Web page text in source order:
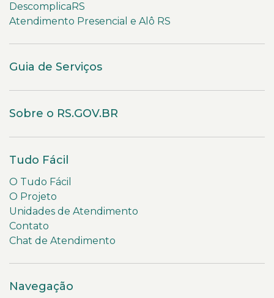
DescomplicaRS
Atendimento Presencial e Alô RS
Guia de Serviços
Sobre o RS.GOV.BR
Tudo Fácil
O Tudo Fácil
O Projeto
Unidades de Atendimento
Contato
Chat de Atendimento
Navegação